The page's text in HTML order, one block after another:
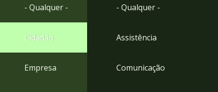
rodapé
- Qualquer -
Cidadão
Empresa
- Qualquer -
Assistência
Comunicação